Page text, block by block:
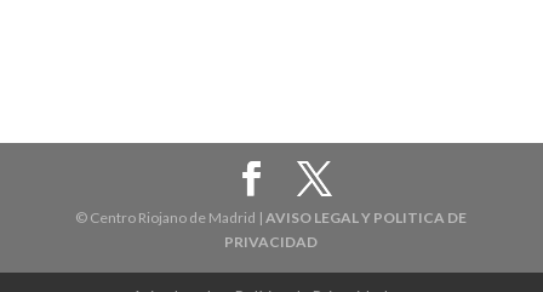
© Centro Riojano de Madrid |AVISO LEGAL Y POLITICA DE
PRIVACIDAD